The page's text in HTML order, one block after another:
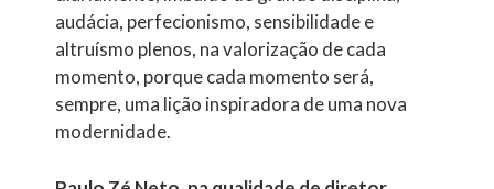
audácia, perfecionismo, sensibilidade e
altruísmo plenos, na valorização de cada
momento, porque cada momento será,
sempre, uma lição inspiradora de uma nova
modernidade.